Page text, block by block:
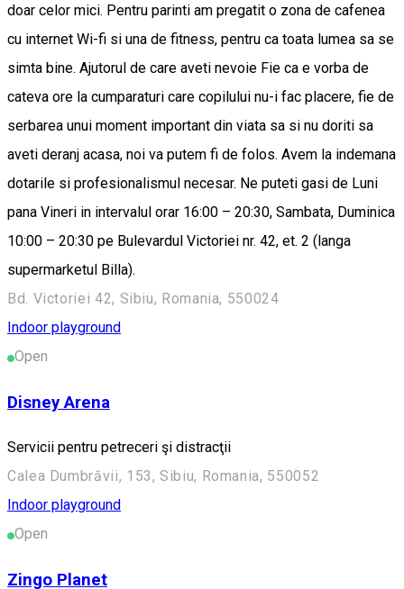
doar celor mici. Pentru parinti am pregatit o zona de cafenea
cu internet Wi-fi si una de fitness, pentru ca toata lumea sa se
simta bine. Ajutorul de care aveti nevoie Fie ca e vorba de
cateva ore la cumparaturi care copilului nu-i fac placere, fie de
serbarea unui moment important din viata sa si nu doriti sa
aveti deranj acasa, noi va putem fi de folos. Avem la indemana
dotarile si profesionalismul necesar. Ne puteti gasi de Luni
pana Vineri in intervalul orar 16:00 – 20:30, Sambata, Duminica
10:00 – 20:30 pe Bulevardul Victoriei nr. 42, et. 2 (langa
supermarketul Billa).
Bd. Victoriei 42, Sibiu, Romania, 550024
Indoor playground
Open
Disney Arena
Servicii pentru petreceri şi distracţii
Calea Dumbrăvii, 153, Sibiu, Romania, 550052
Indoor playground
Open
Zingo Planet